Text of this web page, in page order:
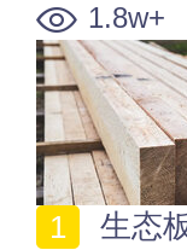
1.8w+
生态